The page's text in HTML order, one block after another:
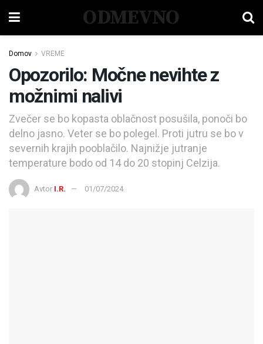
ODMEVNO
Domov VREME
Opozorilo: Močne nevihte z
možnimi nalivi
Zvečer se bo kopasta oblačnost posušila, ponoči bo
delno jasno. Veter se bo polegel. Proti jutru se bo v
severnih krajih pooblačilo. Najnižje jutranje
temperature bodo od 14 do 20 stopinj Celzija.
Avtor I.R. 01/07/2024